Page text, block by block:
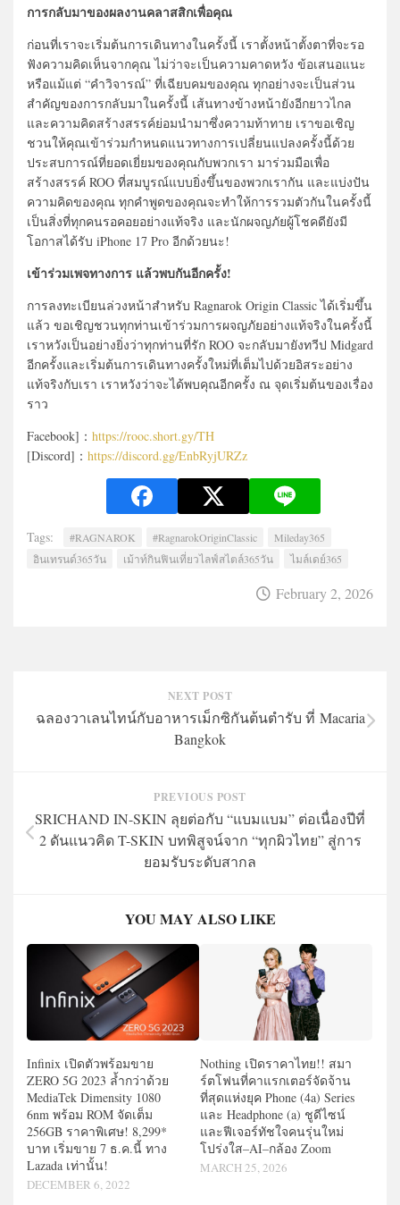
การกลับมาของผลงานคลาสสิกเพื่อคุณ
ก่อนที่เราจะเริ่มต้นการเดินทางในครั้งนี้ เราตั้งหน้าตั้งตาที่จะรอ
ฟังความคิดเห็นจากคุณ ไม่ว่าจะเป็นความคาดหวัง ข้อเสนอแนะ
หรือแม้แต่ “คำวิจารณ์” ที่เฉียบคมของคุณ ทุกอย่างจะเป็นส่วน
สำคัญของการกลับมาในครั้งนี้ เส้นทางข้างหน้ายังอีกยาวไกล
และความคิดสร้างสรรค์ย่อมนำมาซึ่งความท้าทาย เราขอเชิญ
ชวนให้คุณเข้าร่วมกำหนดแนวทางการเปลี่ยนแปลงครั้งนี้ด้วย
ประสบการณ์ที่ยอดเยี่ยมของคุณกับพวกเรา มาร่วมมือเพื่อ
สร้างสรรค์ ROO ที่สมบูรณ์แบบยิ่งขึ้นของพวกเรากัน และแบ่งปัน
ความคิดของคุณ ทุกคำพูดของคุณจะทำให้การรวมตัวกันในครั้งนี้
เป็นสิ่งที่ทุกคนรอคอยอย่างแท้จริง และนักผจญภัยผู้โชคดียังมี
โอกาสได้รับ iPhone 17 Pro อีกด้วยนะ!
เข้าร่วมเพจทางการ แล้วพบกันอีกครั้ง!
การลงทะเบียนล่วงหน้าสำหรับ Ragnarok Origin Classic ได้เริ่มขึ้น
แล้ว ขอเชิญชวนทุกท่านเข้าร่วมการผจญภัยอย่างแท้จริงในครั้งนี้
เราหวังเป็นอย่างยิ่งว่าทุกท่านที่รัก ROO จะกลับมายังทวีป Midgard
อีกครั้งและเริ่มต้นการเดินทางครั้งใหม่ที่เต็มไปด้วยอิสระอย่าง
แท้จริงกับเรา เราหวังว่าจะได้พบคุณอีกครั้ง ณ จุดเริ่มต้นของเรื่อง
ราว
Facebook]： https://rooc.short.gy/TH
[Discord]： https://discord.gg/EnbRyjURZz
Tags: #RAGNAROK #RagnarokOriginClassic
Mileday365
อินเทรนด์365วัน
เม้าท์กินฟินเที่ยวไลฟ์สไตล์365วัน ไมล์เดย์365
February 2, 2026
NEXT POST
ฉลองวาเลนไทน์กับอาหารเม็กซิกันต้นตำรับ ที่ Macaria
Bangkok
PREVIOUS POST
SRICHAND IN-SKIN ลุยต่อกับ “แบมแบม” ต่อเนื่องปีที่
2 ดันแนวคิด T-SKIN บทพิสูจน์จาก “ทุกผิวไทย” สู่การ
ยอมรับระดับสากล
YOU MAY ALSO LIKE
Infinix เปิดตัวพร้อมขาย
ZERO 5G 2023 ล้ำกว่าด้วย
MediaTek Dimensity 1080
6nm พร้อม ROM จัดเต็ม
256GB ราคาพิเศษ! 8,299*
บาท เริ่มขาย 7 ธ.ค.นี้ ทาง
Lazada เท่านั้น!
DECEMBER 6, 2022
Nothing เปิดราคาไทย!! สมา
ร์ตโฟนที่คาแรกเตอร์จัดจ้าน
ที่สุดแห่งยุค Phone (4a) Series
และ Headphone (a) ชูดีไซน์
และฟีเจอร์ทัชใจคนรุ่นใหม่
โปร่งใส–AI–กล้อง Zoom
MARCH 25, 2026